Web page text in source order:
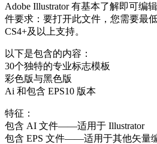
Adobe Illustrator 有基本了解即可编
件要求：要打开此文件，您需要最
CS4+及以上支持。
以下是包含的内容：
30个独特的专业标志模板
彩色版与黑色版
Ai 和包含 EPS10 版本
特征：
包含 AI 文件——适用于 Illustrator
包含 EPS 文件——适用于其他矢量